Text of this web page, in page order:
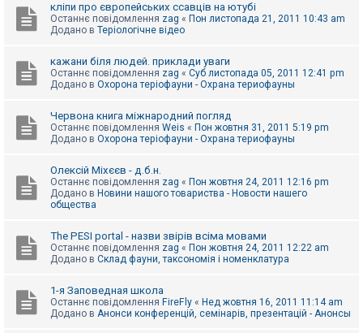
кліпи про європейських ссавців на ютубі
Останнє повідомлення zag « Пон листопада 21, 2011 10:43 am
Додано в Теріологічне відео
кажани біля людей. приклади уваги
Останнє повідомлення zag « Суб листопада 05, 2011 12:41 pm
Додано в Охорона теріофауни - Охрана териофауны
Червона книга міжнародний погляд
Останнє повідомлення Weis « Пон жовтня 31, 2011 5:19 pm
Додано в Охорона теріофауни - Охрана териофауны
Олексій Міхєєв - д.б.н.
Останнє повідомлення zag « Пон жовтня 24, 2011 12:16 pm
Додано в Новини нашого товариства - Новости нашего
общества
The PESI portal - назви звірів всіма мовами
Останнє повідомлення zag « Пон жовтня 24, 2011 12:22 am
Додано в Склад фауни, таксономія і номенклатура
1-я Заповедная школа
Останнє повідомлення FireFly « Нед жовтня 16, 2011 11:14 am
Додано в Анонси конференцій, семінарів, презентацій - Анонсы